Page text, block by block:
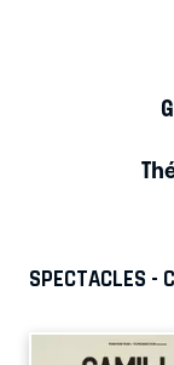
SPECTACLES -